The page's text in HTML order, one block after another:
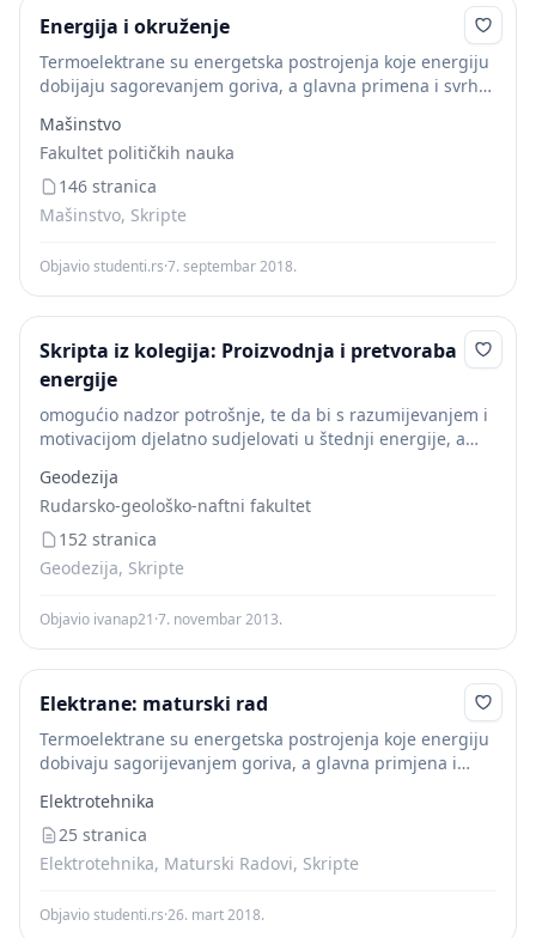
Energija i okruženje
Termoelektrane su energetska postrojenja koje energiju
dobijaju sagorevanjem goriva, a glavna primena i svrha
će pokretati turbinu, a potom i generator električne
energije. Tehničko...
Mašinstvo
Fakultet političkih nauka
146 stranica
Mašinstvo, Skripte
Objavio studenti.rs·7. septembar 2018.
Skripta iz kolegija: Proizvodnja i pretvoraba
energije
omogućio nadzor potrošnje, te da bi s razumijevanjem i
motivacijom djelatno sudjelovati u štednji energije, a
Termoelektrane Termoelektrane su energetska
postrojenja koje...
Geodezija
Rudarsko-geološko-naftni fakultet
152 stranica
Geodezija, Skripte
Objavio ivanap21·7. novembar 2013.
Elektrane: maturski rad
Termoelektrane su energetska postrojenja koje energiju
dobivaju sagorijevanjem goriva, a glavna primjena i
koja će pokretati turbinu, a potom i generator električne
energije. 7...
Elektrotehnika
25 stranica
Elektrotehnika, Maturski Radovi, Skripte
Objavio studenti.rs·26. mart 2018.